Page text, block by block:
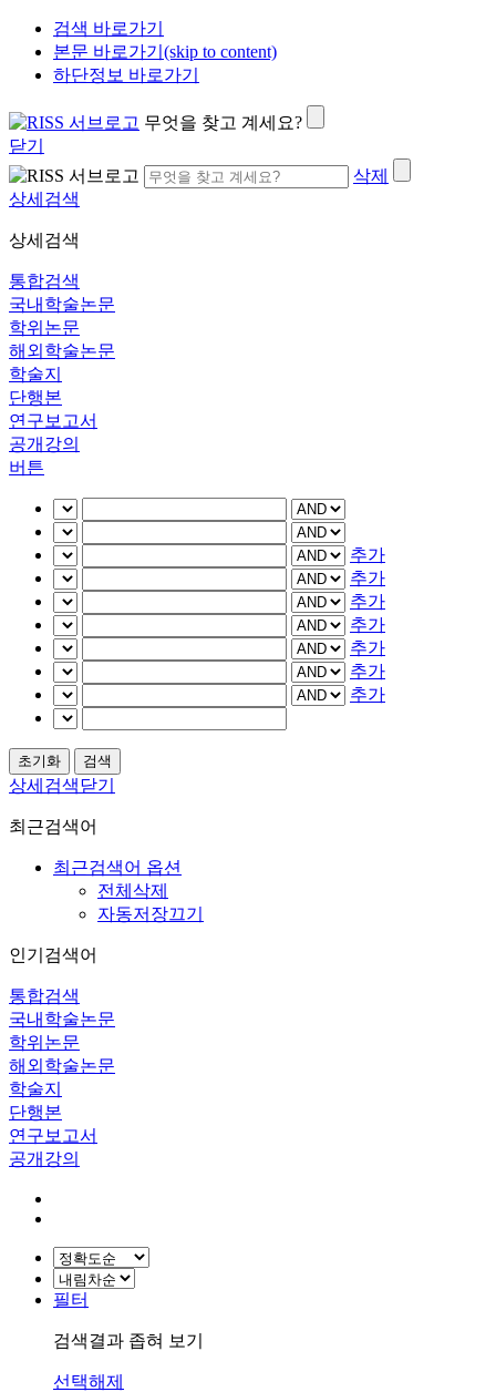
검색 바로가기
본문 바로가기(skip to content)
하단정보 바로가기
무엇을 찾고 계세요?
닫기
삭제
상세검색
상세검색
통합검색
국내학술논문
학위논문
해외학술논문
학술지
단행본
연구보고서
공개강의
버튼
추가
추가
추가
추가
추가
추가
추가
상세검색닫기
최근검색어
최근검색어 옵션
전체삭제
자동저장끄기
인기검색어
통합검색
국내학술논문
학위논문
해외학술논문
학술지
단행본
연구보고서
공개강의
필터
검색결과 좁혀 보기
선택해제